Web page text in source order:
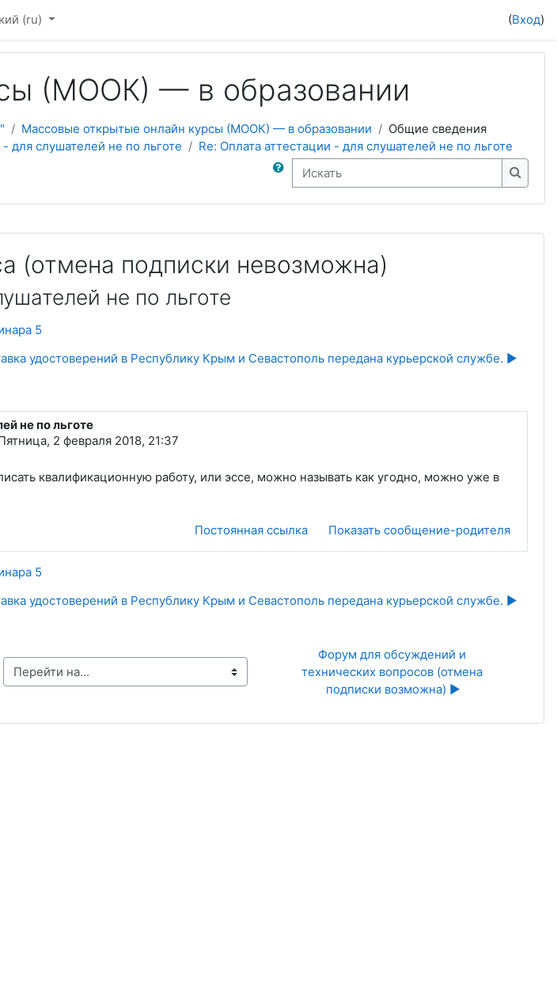
‎(ru)‎ (Вход)
(МООК) — в образовании
Массовые открытые онлайн курсы (МООК) — в образовании
Общие сведения
для слушателей не по льготе Re: Оплата аттестации - для слушателей не по льготе
Искать
Искать
(отмена подписки невозможна)
не по льготе
5
удостоверений в Республику Крым и Севастополь передана курьерской службе. ▶︎
не по льготе
2 февраля 2018, 21:37
квалификационную работу, или эссе, можно называть как угодно, можно уже в
Постоянная ссылка Показать сообщение-родителя
5
удостоверений в Республику Крым и Севастополь передана курьерской службе. ▶︎
на...
Форум для обсуждений и
технических вопросов (отмена
подписки возможна) ▶︎